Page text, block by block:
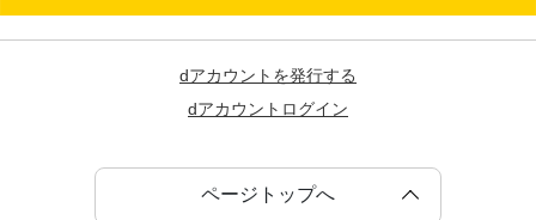
dアカウントを発行する
dアカウントログイン
ページトップへ